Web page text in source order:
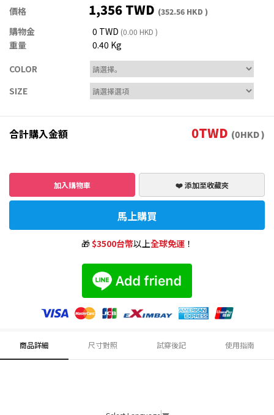
價格 1,356 TWD (352.56 HKD )
購物金 0 TWD (0.00 HKD )
重量
0.40 Kg
COLOR
SIZE
合計購入金額 0TWD (0HKD )
加入購物車 ❤️ 添加至收藏夾
馬上購買
🎁$3500台幣以上全球免運！
商品詳細 尺寸對照 試穿後記 使用指南